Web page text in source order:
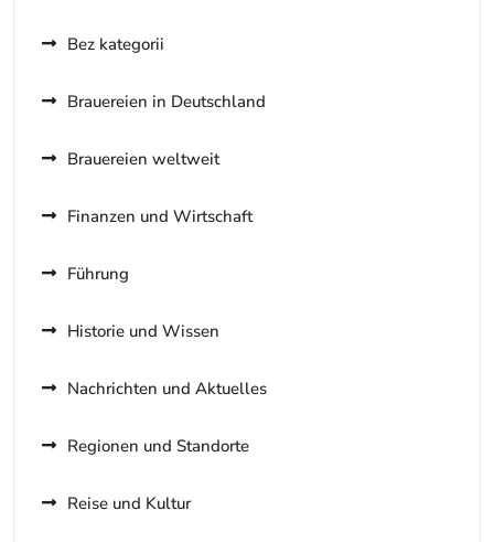
Bez kategorii
Brauereien in Deutschland
Brauereien weltweit
Finanzen und Wirtschaft
Führung
Historie und Wissen
Nachrichten und Aktuelles
Regionen und Standorte
Reise und Kultur